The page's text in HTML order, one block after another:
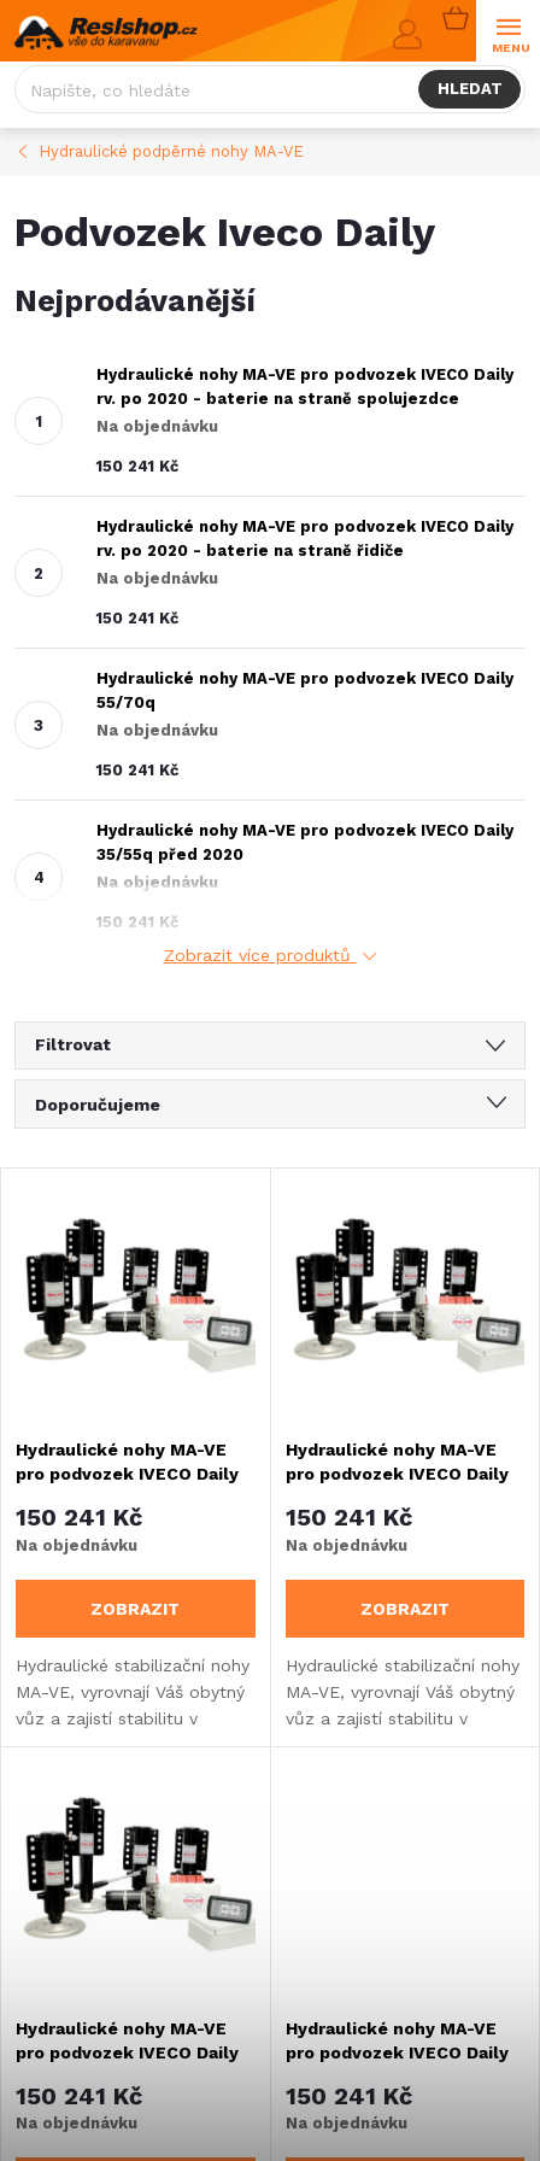
Přejít
na
obsah
HLEDAT
NÁKUPNÍ
KOŠÍK
Hydraulické podpěrné nohy MA-VE
Podvozek Iveco Daily
Nejprodávanější
Hydraulické nohy MA-VE pro podvozek IVECO Daily
rv. po 2020 - baterie na straně spolujezdce
Na objednávku
150 241 Kč
Hydraulické nohy MA-VE pro podvozek IVECO Daily
rv. po 2020 - baterie na straně řidiče
Na objednávku
150 241 Kč
Hydraulické nohy MA-VE pro podvozek IVECO Daily
55/70q
Na objednávku
150 241 Kč
Hydraulické nohy MA-VE pro podvozek IVECO Daily
35/55q před 2020
Na objednávku
150 241 Kč
Zobrazit více produktů
Filtrovat
Ř
a
e
n
p
r
o
d
u
t
ů
Doporučujeme
Nejprodávanější
Abecedně
ý
p
s
p
r
d
u
t
ů
Hydraulické nohy MA-VE
pro podvozek IVECO Daily
150 241 Kč
Na objednávku
ZOBRAZIT
Hydraulické stabilizační nohy
MA-VE, vyrovnají Váš obytný
vůz a zajistí stabilitu v
každém terénu.
Hydraulické nohy MA-VE
pro podvozek IVECO Daily
150 241 Kč
Na objednávku
ZOBRAZIT
Hydraulické stabilizační nohy
MA-VE, vyrovnají Váš obytný
vůz a zajistí stabilitu v
každém terénu.
Hydraulické nohy MA-VE
pro podvozek IVECO Daily
150 241 Kč
Na objednávku
Hydraulické nohy MA-VE
pro podvozek IVECO Daily
straně řidiče
150 241 Kč
Na objednávku